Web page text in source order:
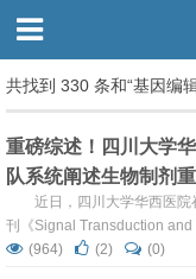
共找到 330 条和“基因编
重磅综述！四川大学
队系统阐述生物制剂
局，从心脏再生到基
近日，四川大学华西医
刊《Signal Transduction and
81.2）发表了一篇重磅综述文
(964) (2) (0)